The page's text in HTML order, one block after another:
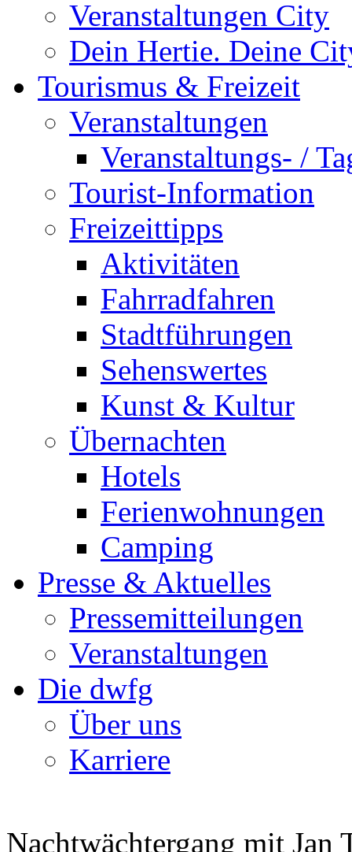
Veranstaltungen City
Dein Hertie. Deine
Tourismus & Freizeit
Veranstaltungen
Veranstaltungs- /
Tourist-Information
Freizeittipps
Aktivitäten
Fahrradfahren
Stadtführungen
Sehenswertes
Kunst & Kultur
Übernachten
Hotels
Ferienwohnungen
Camping
Presse & Aktuelles
Pressemitteilungen
Veranstaltungen
Die dwfg
Über uns
Karriere
Nachtwächtergang mit Jan